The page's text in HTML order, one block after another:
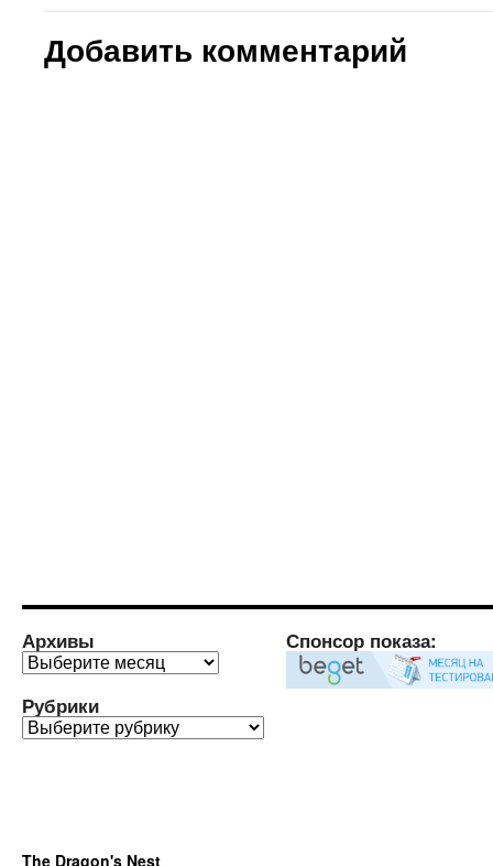
Добавить комментарий
Архивы
Архивы
Рубрики
Рубрики
Спонсор показа:
The Dragon's Nest